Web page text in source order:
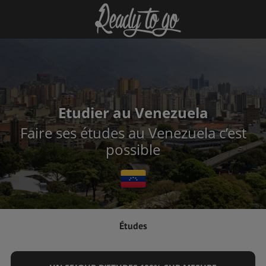
Etudier au Venezuela
Faire ses études au Venezuela c’est
possible
Études